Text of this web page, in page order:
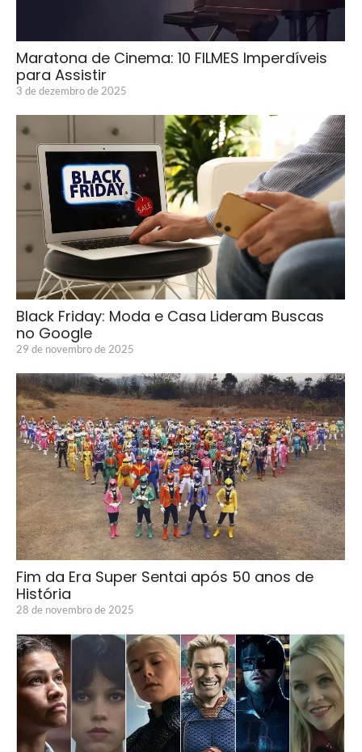
Maratona de Cinema: 10 FILMES Imperdíveis
para Assistir
3 de dezembro de 2025
Black Friday: Moda e Casa Lideram Buscas
no Google
29 de novembro de 2025
Fim da Era Super Sentai após 50 anos de
História
28 de novembro de 2025